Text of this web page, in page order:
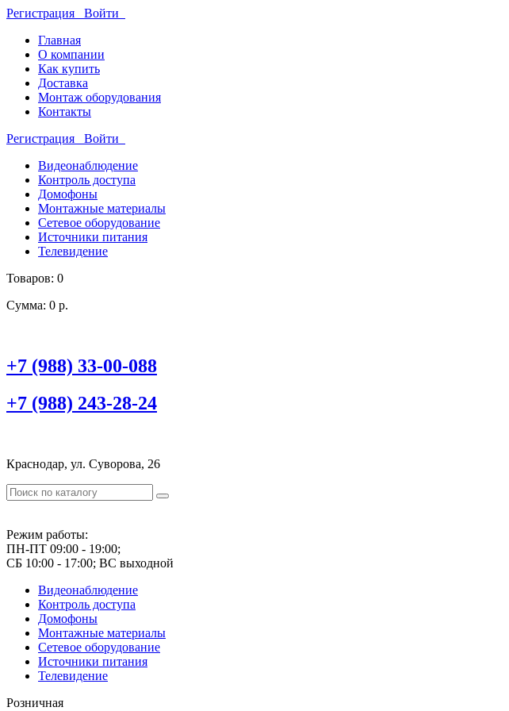
Регистрация Войти
Главная
О компании
Как купить
Доставка
Монтаж оборудования
Контакты
Регистрация Войти
Видеонаблюдение
Контроль доступа
Домофоны
Монтажные материалы
Сетевое оборудование
Источники питания
Телевидение
Товаров: 0
Сумма: 0 р.
+7 (988) 33-00-088
+7 (988) 243-28-24
Краснодар, ул. Суворова, 26
Режим работы:
ПН-ПТ 09:00 - 19:00;
СБ 10:00 - 17:00; ВС выходной
Видеонаблюдение
Контроль доступа
Домофоны
Монтажные материалы
Сетевое оборудование
Источники питания
Телевидение
Розничная